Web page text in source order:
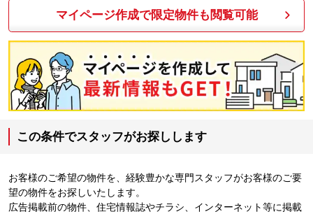
マイページ作成で限定物件も閲覧可能
この条件でスタッフがお探しします
お客様のご希望の物件を、経験豊かな専門スタッフがお客様のご要
望の物件をお探しいたします。
広告掲載前の物件、住宅情報誌やチラシ、インターネット等に掲載